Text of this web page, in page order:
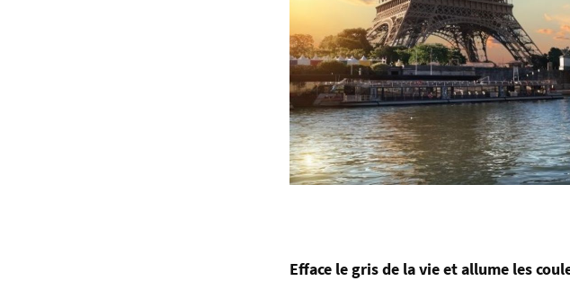
Efface le gris de la vie et allume les